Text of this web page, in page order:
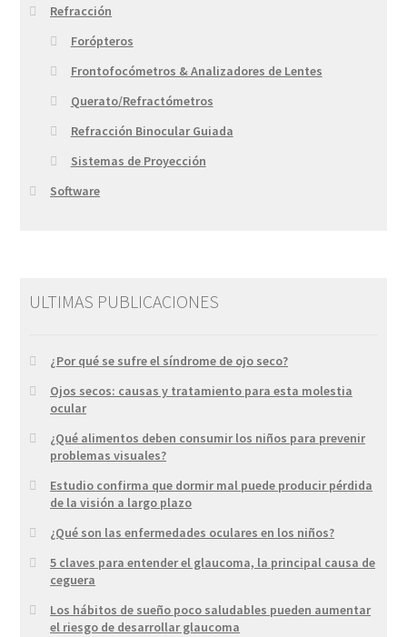
Refracción
Forópteros
Frontofocómetros & Analizadores de Lentes
Querato/Refractómetros
Refracción Binocular Guiada
Sistemas de Proyección
Software
ULTIMAS PUBLICACIONES
¿Por qué se sufre el síndrome de ojo seco?
Ojos secos: causas y tratamiento para esta molestia
ocular
¿Qué alimentos deben consumir los niños para prevenir
problemas visuales?
Estudio confirma que dormir mal puede producir pérdida
de la visión a largo plazo
¿Qué son las enfermedades oculares en los niños?
5 claves para entender el glaucoma, la principal causa de
ceguera
Los hábitos de sueño poco saludables pueden aumentar
el riesgo de desarrollar glaucoma